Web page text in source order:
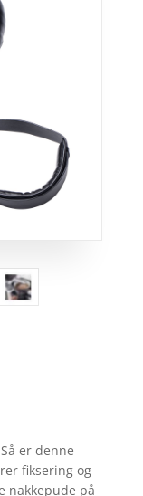
er denne
fiksering og
nakkepude på